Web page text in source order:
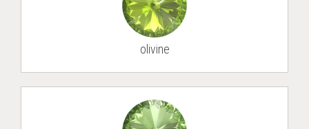
olivine